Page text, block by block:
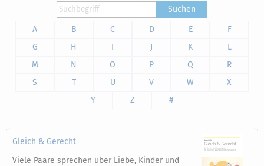
Suchen
A
B C D E
F
G
H I J K
L
M
N O P Q
R
S
T U V W
X
Y
Z #
Gleich & Gerecht
Viele Paare sprechen über Liebe, Kinder und